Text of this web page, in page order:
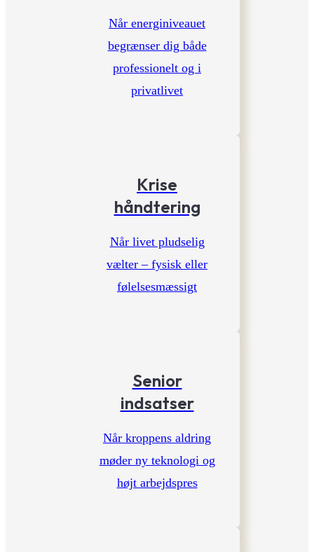
Når energiniveauet
begrænser dig både
professionelt og i
privatlivet
Krise
håndtering
Når livet pludselig
vælter – fysisk eller
følelsesmæssigt
Senior
indsatser
Når kroppens aldring
møder ny teknologi og
højt arbejdspres